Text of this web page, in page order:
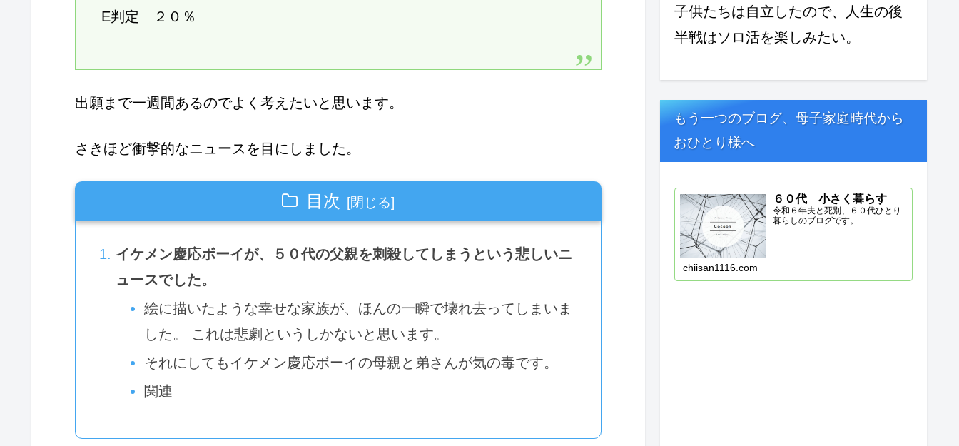
E判定 ２０％
出願まで一週間あるのでよく考えたいと思います。
さきほど衝撃的なニュースを目にしました。
目次
イケメン慶応ボーイが、５０代の父親を刺殺してしまうという悲しいニ
ュースでした。
絵に描いたような幸せな家族が、ほんの一瞬で壊れ去ってしまいま
した。 これは悲劇というしかないと思います。
それにしてもイケメン慶応ボーイの母親と弟さんが気の毒です。
関連
子供たちは自立したので、人生の後
半戦はソロ活を楽しみたい。
もう一つのブログ、母子家庭時代から
おひとり様へ
６０代 小さく暮らす
令和６年夫と死別、６０代ひとり
暮らしのブログです。
chiisan1116.com